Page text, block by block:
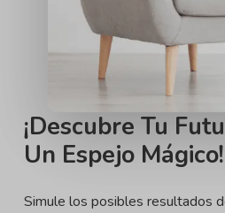
¡Descubre Tu
Un Espejo Mágico!
Simule los posibles resultados